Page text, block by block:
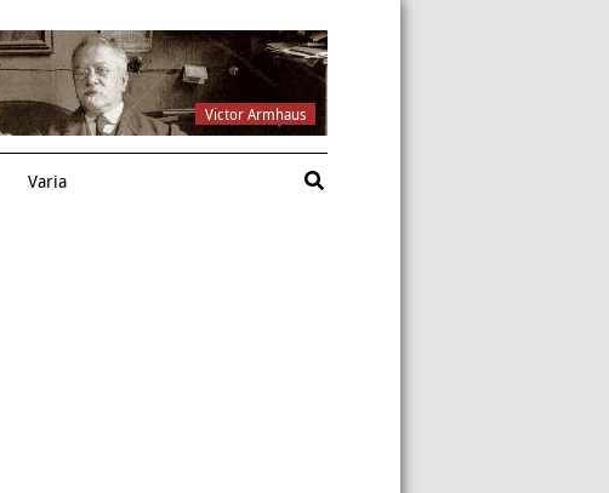
Victor Armhaus
Varia